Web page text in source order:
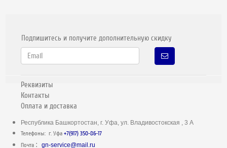
Подпишитесь и получите дополнительную скидку
Реквизиты
Контакты
Оплата и доставка
Республика Башкортостан, г. Уфа, ул. Владивостокская , 3 А
Телефоны: г. Уфа+7(917) 350-86-17
Почта :gn-service@mail.ru